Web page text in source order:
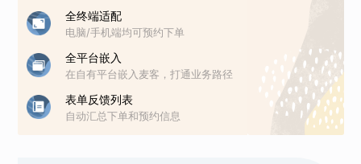
全终端适配
电脑/手机端均可预约下单
全平台嵌入
在自有平台嵌入麦客，打通业务路径
表单反馈列表
自动汇总下单和预约信息